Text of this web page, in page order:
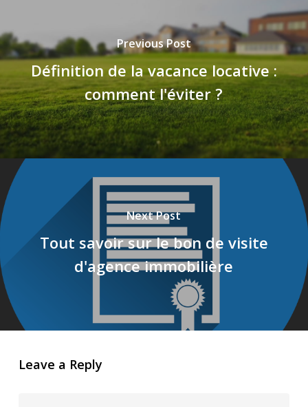
Previous Post
Définition de la vacance locative :
comment l'éviter ?
Next Post
Tout savoir sur le bon de visite
d'agence immobilière
Leave a Reply